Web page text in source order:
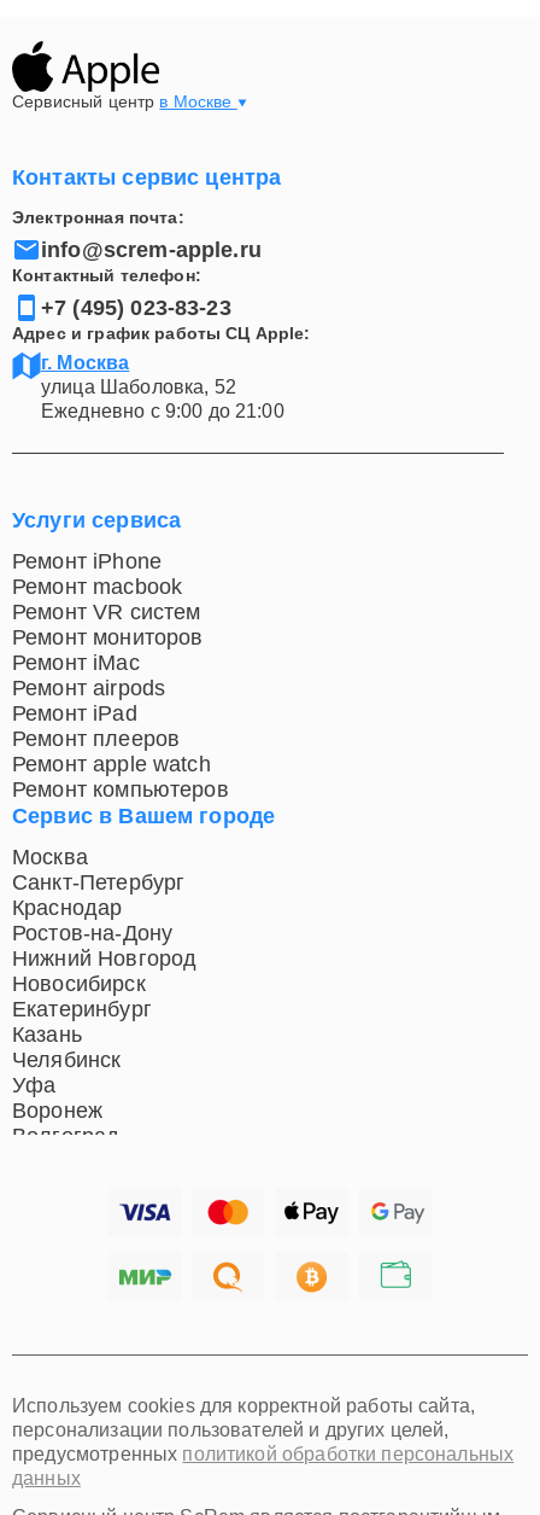
Сервисный центр в Москве
Контакты сервис центра
Электронная почта:
info@screm-apple.ru
Контактный телефон:
+7 (495) 023-83-23
Адрес и график работы СЦ Apple:
г. Москва
улица Шаболовка, 52
Ежедневно с 9:00 до 21:00
Сервис в Вашем городе
Москва
Санкт-Петербург
Краснодар
Ростов-на-Дону
Нижний Новгород
Новосибирск
Екатеринбург
Казань
Челябинск
Уфа
Воронеж
Волгоград
Хабаровск
Омск
Красноярск
Пермь
Ульяновск
Услуги сервиса
Ремонт iPhone
Ремонт macbook
Ремонт VR систем
Ремонт мониторов
Ремонт iMac
Ремонт airpods
Ремонт iPad
Ремонт плееров
Ремонт apple watch
Ремонт компьютеров
Используем cookies для корректной работы сайта,
персонализации пользователей и других целей,
предусмотренных политикой обработки персональных
данных